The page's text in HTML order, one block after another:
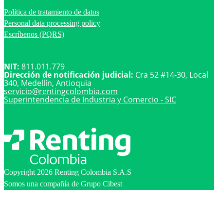
Política de tratamiento de datos
Personal data processing policy
Escríbenos (PQRS)
NIT: 811.011.779
Dirección de notificación judicial: Cra 52 #14-30, Local
340, Medellín, Antioquia
servicio@rentingcolombia.com
Superintendencia de Industria y Comercio - SIC
Copyright 2026 Renting Colombia S.A.S
Somos una compañía de Grupo Cibest